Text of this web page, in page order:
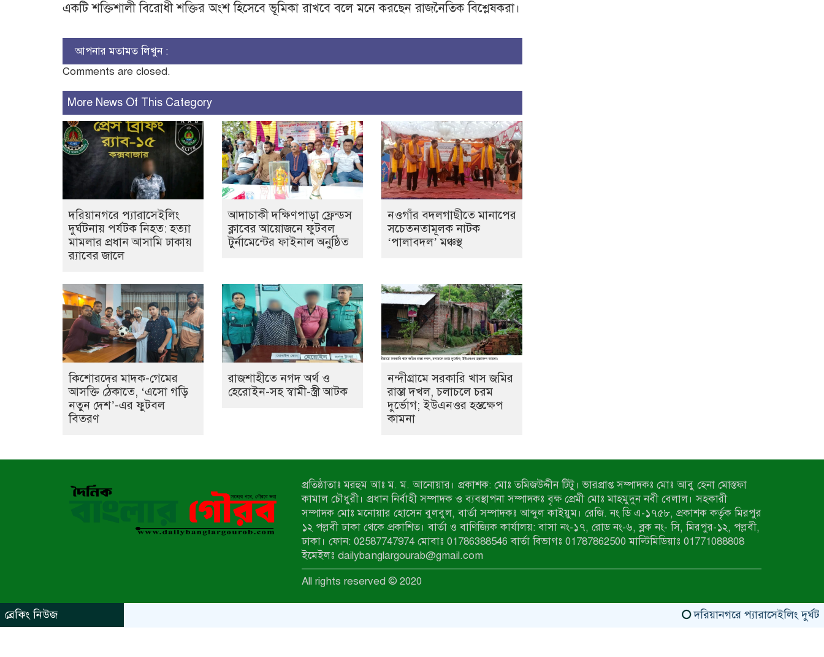
একটি শক্তিশালী বিরোধী শক্তির অংশ হিসেবে ভূমিকা রাখবে বলে মনে করছেন রাজনৈতিক বিশ্লেষকরা।
আপনার মতামত লিখুন :
Comments are closed.
More News Of This Category
দরিয়ানগরে প্যারাসেইলিং
দুর্ঘটনায় পর্যটক নিহত: হত্যা
মামলার প্রধান আসামি ঢাকায়
র‌্যাবের জালে
আদাচাকী দক্ষিণপাড়া ফ্রেন্ডস
ক্লাবের আয়োজনে ফুটবল
টুর্নামেন্টের ফাইনাল অনুষ্ঠিত
নওগাঁর বদলগাছীতে মানাপের
সচেতনতামূলক নাটক
‘পালাবদল’ মঞ্চস্থ
কিশোরদের মাদক-গেমের
আসক্তি ঠেকাতে, ‘এসো গড়ি
নতুন দেশ’-এর ফুটবল
বিতরণ
রাজশাহীতে নগদ অর্থ ও
হেরোইন-সহ স্বামী-স্ত্রী আটক
নন্দীগ্রামে সরকারি খাস জমির
রাস্তা দখল, চলাচলে চরম
দুর্ভোগ; ইউএনওর হস্তক্ষেপ
কামনা
প্রতিষ্ঠাতাঃ মরহুম আঃ ম. ম. আনোয়ার। প্রকাশক: মোঃ তমিজউদ্দীন টিটু। ভারপ্রাপ্ত সম্পাদকঃ মোঃ আবু হেনা মোস্তফা
কামাল চৌধুরী। প্রধান নির্বাহী সম্পাদক ও ব্যবস্থাপনা সম্পাদকঃ বৃক্ষ প্রেমী মোঃ মাহমুদুন নবী বেলাল। সহকারী
সম্পাদক মোঃ মনোয়ার হোসেন বুলবুল, বার্তা সম্পাদকঃ আব্দুল কাইয়ুম। রেজি. নং ডি এ-১৭৫৮, প্রকাশক কর্তৃক মিরপুর
১২ পল্লবী ঢাকা থেকে প্রকাশিত। বার্তা ও বাণিজ্যিক কার্যালয়: বাসা নং-১৭, রোড নং-৬, ব্লক নং- সি, মিরপুর-১২, পল্লবী,
ঢাকা। ফোন: 02587747974 মোবাঃ 01786388546 বার্তা বিভাগঃ 01787862500 মাল্টিমিডিয়াঃ 01771088808
ইমেইলঃ dailybanglargourab@gmail.com
All rights reserved © 2020
ব্রেকিং নিউজ
দরিয়ানগরে প্যারাসেইলিং